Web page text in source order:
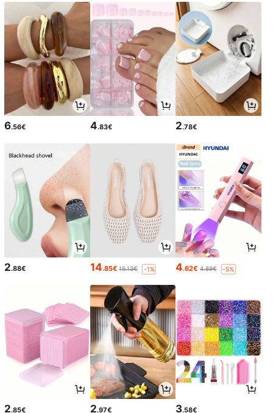
6.56€ 4.83€ 2.78€
2.88€ 14.85€ 15.13€ -1% 4.62€ 4.89€ -5%
2.85€ 2.97€ 3.58€